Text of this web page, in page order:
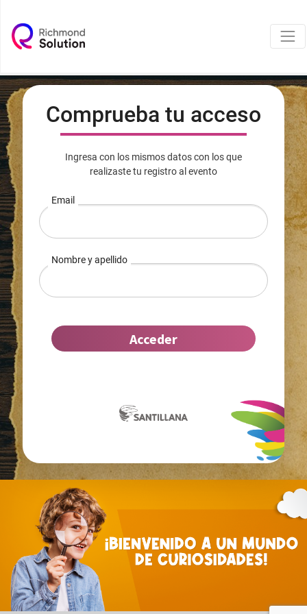
Comprueba tu acceso
Ingresa con los mismos datos con los que
realizaste tu registro al evento
Email
Nombre y apellido
Acceder